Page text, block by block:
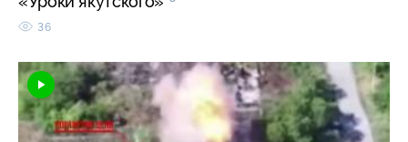
36